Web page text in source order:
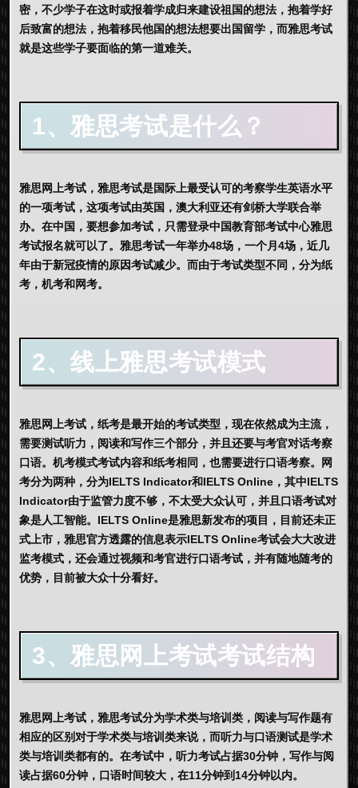
密，不少学子在这时或报着学成归来建设祖国的想法，抱着学好
后致富的想法，抱着移民他国的想法想要出国留学，而雅思考试
就是这些学子要面临的第一道难关。
1、雅思考试是什么？
雅思网上考试， 雅思考试是国际上最受认可的考察学生英语水平
的一项考试，这项考试由英国，澳大利亚还有剑桥大学联合举
办。在中国，要想参加考试，只需登录中国教育部考试中心雅思
考试报名就可以了。雅思考试一年举办48场，一个月4场，近几
年由于新冠疫情的原因考试减少。而由于考试类型不同，分为纸
考，机考和网考。
2、线上雅思考试模式
雅思网上考试， 纸考是最开始的考试类型，现在依然成为主流，
需要测试听力，阅读和写作三个部分，并且还要与考官对话考察
口语。机考模式考试内容和纸考相同，也需要进行口语考察。网
考分为两种，分为IELTS Indicator和IELTS Online，其中IELTS
Indicator由于监管力度不够，不太受大众认可，并且口语考试对
象是人工智能。IELTS Online是雅思新发布的项目，目前还未正
式上市，雅思官方透露的信息表示IELTS Online考试会大大改进
监考模式，还会通过视频和考官进行口语考试，并有随地随考的
优势，目前被大众十分看好。
3、雅思网上考试考试结构
雅思网上考试， 雅思考试分为学术类与培训类，阅读与写作题有
相应的区别对于学术类与培训类来说，而听力与口语测试是学术
类与培训类都有的。在考试中，听力考试占据30分钟，写作与阅
读占据60分钟，口语时间较大，在11分钟到14分钟以内。